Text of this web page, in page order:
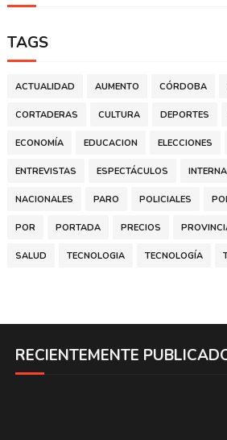
TAGS
ACTUALIDAD AUMENTO CÓRDOBA
CORTADERAS CULTURA DEPORTES
ECONOMÍA EDUCACION ELECCIONES
ENTREVISTAS ESPECTÁCULOS
NACIONALES PARO POLICIALES
POR PORTADA PRECIOS
SALUD TECNOLOGIA TECNOLOGÍA
RECIENTEMENTE